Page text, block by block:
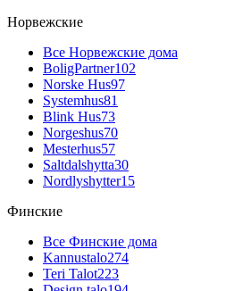
Норвежские
Все Норвежские дома
BoligPartner102
Norske Hus97
Systemhus81
Blink Hus73
Norgeshus70
Mesterhus57
Saltdalshytta30
Nordlyshytter15
Финские
Все Финские дома
Kannustalo274
Teri Talot223